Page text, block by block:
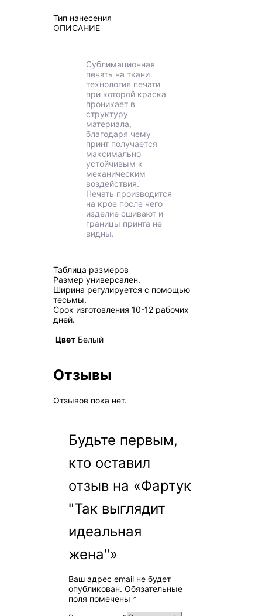
Тип нанесения
ОПИСАНИЕ
Сублимационная
печать на ткани
технология печати
при которой краска
проникает в
структуру
материала,
благодаря чему
принт получается
максимально
устойчивым к
механическим
воздействия.
Печать производится
на крое после чего
изделие сшивают и
границы принта не
видны.
Таблица размеров
Размер универсален.
Ширина регулируется с помощью
тесьмы.
Срок изготовления 10-12 рабочих
дней.
Цвет Белый
Отзывы
Отзывов пока нет.
Будьте первым,
кто оставил
отзыв на «Фартук
"Так выглядит
идеальная
жена"»
Ваш адрес email не будет
опубликован. Обязательные
поля помечены *